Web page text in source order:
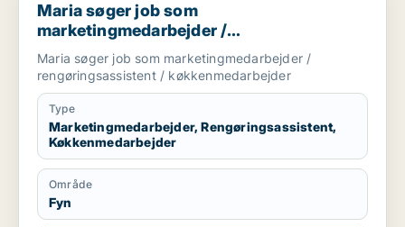
Maria søger job som
marketingmedarbejder /
rengøringsassistent /
køkkenmedarbejder
Maria søger job som marketingmedarbejder /
rengøringsassistent / køkkenmedarbejder
Type
Marketingmedarbejder, Rengøringsassistent,
Køkkenmedarbejder
Område
Fyn